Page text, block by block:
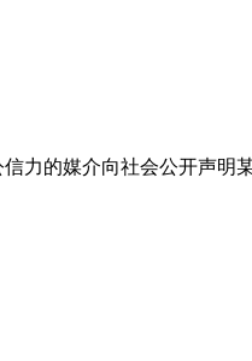
力的媒介向社会公开声明